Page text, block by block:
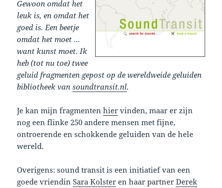
Gewoon omdat het
leuk is, en omdat het
goed is. Een beetje
omdat het moet …
want kunst moet. Ik
heb (tot nu toe) twee
geluid fragmenten gepost op de wereldweide geluiden
bibliotheek vansoundtransit.nl.
Je kan mijn fragmentenhier vinden, maar er zijn
nog een flinke 250 andere mensen met fijne,
ontroerende en schokkende geluiden van de hele
wereld.
Overigens: sound transit is een initiatief van een
goede vriendinSara Kolster en haar partnerDerek